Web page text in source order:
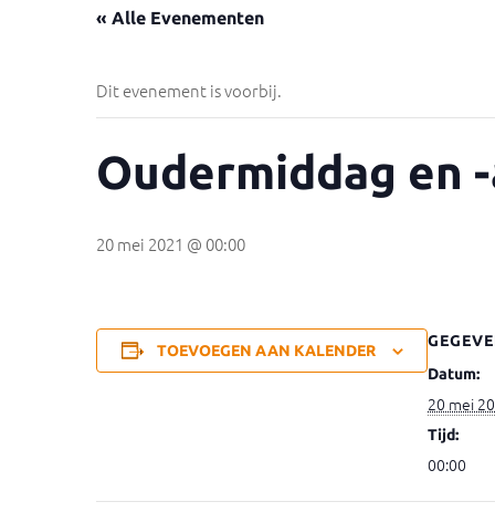
« Alle Evenementen
Dit evenement is voorbij.
Oudermiddag en
20 mei 2021 @ 00:00
TOEVOEGEN AAN KALENDER
Datum:
20 mei
Tijd:
00:00